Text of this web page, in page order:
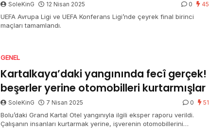
SoleKinG 12 Nisan 2025 0 45
UEFA Avrupa Ligi ve UEFA Konferans Ligi’nde çeyrek final birinci
maçları tamamlandı.
GENEL
Kartalkaya’daki yangınında fecî gerçek!
beşerler yerine otomobilleri kurtarmışlar
SoleKinG 7 Nisan 2025 0 51
Bolu’daki Grand Kartal Otel yangınıyla ilgili eksper raporu verildi.
Çalışanın insanları kurtarmak yerine, işverenin otomobillerini